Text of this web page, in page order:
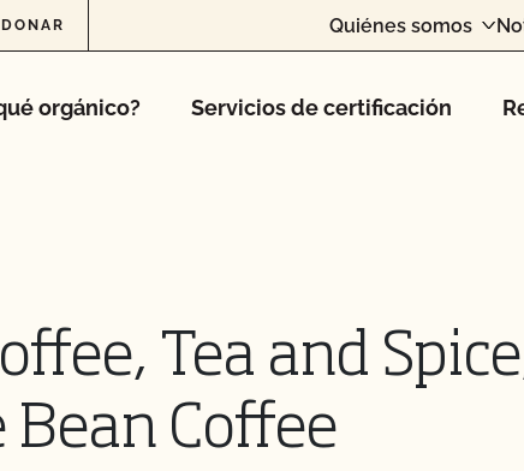
DONAR Quiénes somos
orgánico? Servicios de certificación
Tea and
Bean Coffee